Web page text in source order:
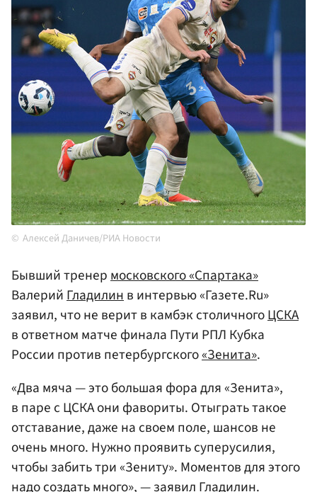
Алексей Даничев/РИА Новости
Бывший тренермосковского «Спартака»
ВалерийГладилинв интервью «Газете.Ru»
заявил, что не верит в камбэк столичногоЦСКА
в ответном матче финала Пути РПЛ Кубка
России против петербургского«Зенита».
«Два мяча — это большая фора для «Зенита»,
в паре с ЦСКА они фавориты. Отыграть такое
отставание, даже на своем поле, шансов не
очень много. Нужно проявить суперусилия,
чтобы забить три «Зениту». Моментов для этого
надо создать много», — заявил Гладилин.